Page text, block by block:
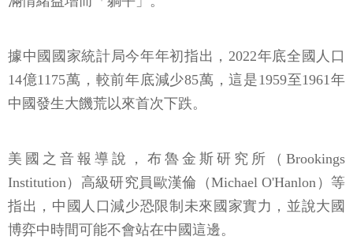
據中國國家統計局今年年初指出，2022年底全國人口
14億1175萬，較前年底減少85萬，這是1959至1961年
中國發生大饑荒以來首次下跌。
美國之音報導說，布魯金斯研究所（Brookings
Institution）高級研究員歐漢倫（Michael O'Hanlon）等
指出，中國人口減少恐限制未來國家實力，並說大國
博弈中時間可能不會站在中國這邊。